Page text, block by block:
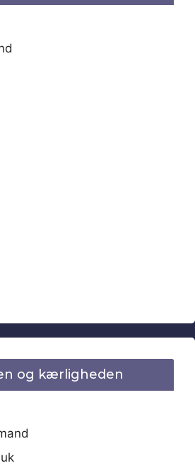
og kærligheden